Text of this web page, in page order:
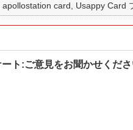
card, Usappy Card
ート:ご意見をお聞かせくだ